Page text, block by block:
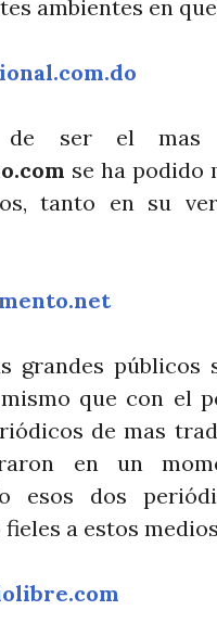
ambientes en
ser el mas
se ha podido
tanto en su
grandes
que con el
de mas
en un
esos dos
a estos